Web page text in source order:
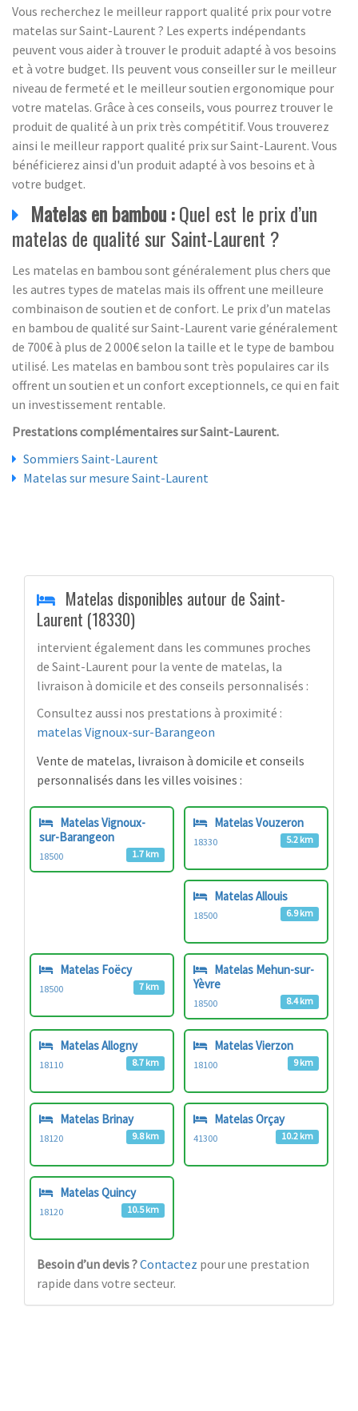
Vous recherchez le meilleur rapport qualité prix pour votre
matelas sur Saint-Laurent ? Les experts indépendants
peuvent vous aider à trouver le produit adapté à vos besoins
et à votre budget. Ils peuvent vous conseiller sur le meilleur
niveau de fermeté et le meilleur soutien ergonomique pour
votre matelas. Grâce à ces conseils, vous pourrez trouver le
produit de qualité à un prix très compétitif. Vous trouverez
ainsi le meilleur rapport qualité prix sur Saint-Laurent. Vous
bénéficierez ainsi d'un produit adapté à vos besoins et à
votre budget.
Matelas en bambou :Quel est le prix d’un
matelas de qualité sur Saint-Laurent ?
Les matelas en bambou sont généralement plus chers que
les autres types de matelas mais ils offrent une meilleure
combinaison de soutien et de confort. Le prix d’un matelas
en bambou de qualité sur Saint-Laurent varie généralement
de 700€ à plus de 2 000€ selon la taille et le type de bambou
utilisé. Les matelas en bambou sont très populaires car ils
offrent un soutien et un confort exceptionnels, ce qui en fait
un investissement rentable.
Prestations complémentaires sur Saint-Laurent.
Sommiers Saint-Laurent
Matelas sur mesure Saint-Laurent
Matelas disponibles autour de Saint-
Laurent (18330)
intervient également dans les communes proches
de Saint-Laurent pour la vente de matelas, la
livraison à domicile et des conseils personnalisés :
Consultez aussi nos prestations à proximité :
matelas Vignoux-sur-Barangeon
Vente de matelas, livraison à domicile et conseils
personnalisés dans les villes voisines :
Matelas Vignoux-
sur-Barangeon
18500 1.7 km
Matelas Vouzeron
18330 5.2 km
Matelas Allouis
18500 6.9 km
Matelas Foëcy
18500 7 km
Matelas Mehun-sur-
Yèvre
18500 8.4 km
Matelas Allogny
18110 8.7 km
Matelas Vierzon
18100 9 km
Matelas Brinay
18120 9.8 km
Matelas Orçay
41300 10.2 km
Matelas Quincy
18120 10.5 km
Besoin d’un devis ?Contactez pour une prestation
rapide dans votre secteur.